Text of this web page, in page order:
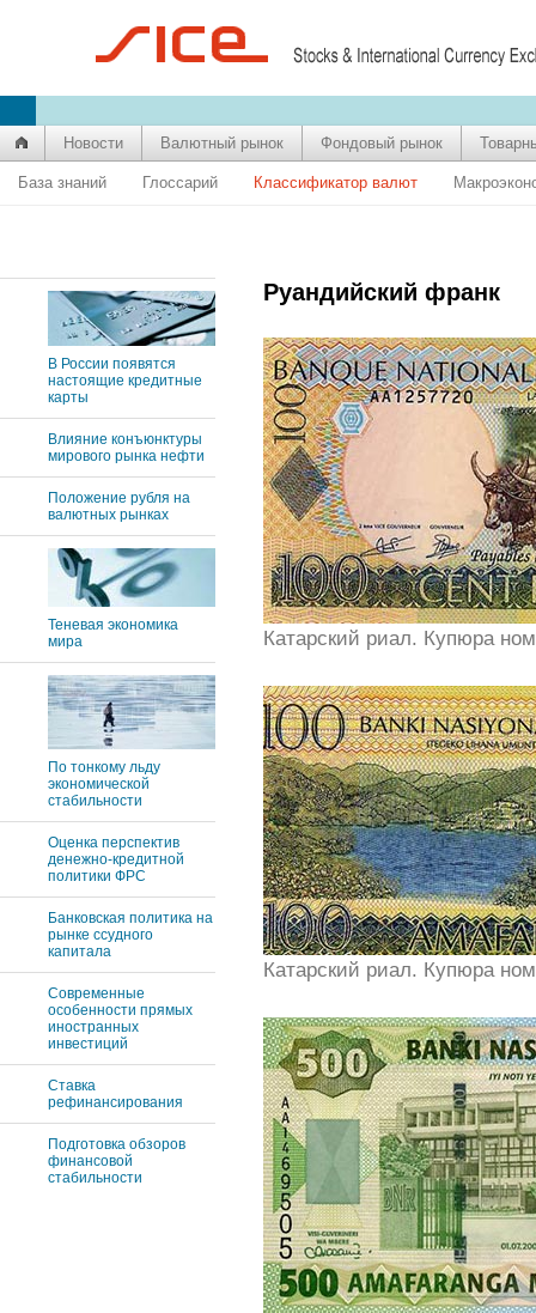
Новости Валютный рынок Фондовый рынок
База знаний Глоссарий Классификатор валют
В России появятся
настоящие кредитные
карты
Влияние конъюнктуры
мирового рынка нефти
Положение рубля на
валютных рынках
Теневая экономика
мира
По тонкому льду
экономической
стабильности
Оценка перспектив
денежно-кредитной
политики ФРС
Банковская политика на
рынке ссудного
капитала
Современные
особенности прямых
иностранных
инвестиций
Ставка
рефинансирования
Подготовка обзоров
финансовой
стабильности
Руандийский франк
Катарский риал. Купюра
Катарский риал. Купюра